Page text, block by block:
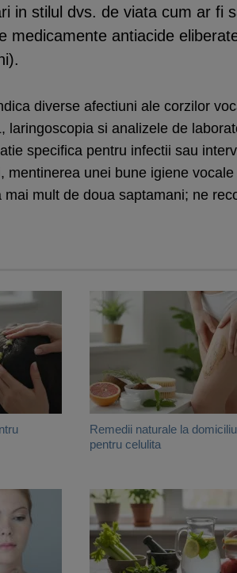
in stilul dvs. de viata cum ar fi
medicamente antiacide
diverse afectiuni ale corzilor
si analizele de
specifica pentru infectii sau
unei bune igiene
mai mult de doua saptamani; ne
Remedii naturale la domiciliu
pentru celulita